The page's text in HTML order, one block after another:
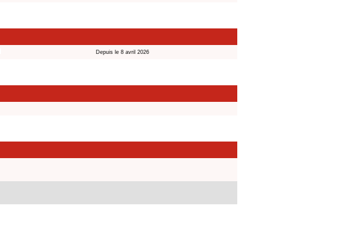
Depuis le 8 avril 2026